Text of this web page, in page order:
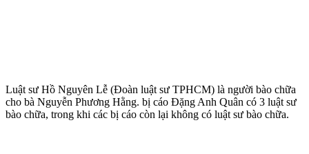
Luật sư Hồ Nguyên Lễ (Đoàn luật sư TPHCM) là người bào chữa
cho bà Nguyễn Phương Hằng. bị cáo Đặng Anh Quân có 3 luật sư
bào chữa, trong khi các bị cáo còn lại không có luật sư bào chữa.